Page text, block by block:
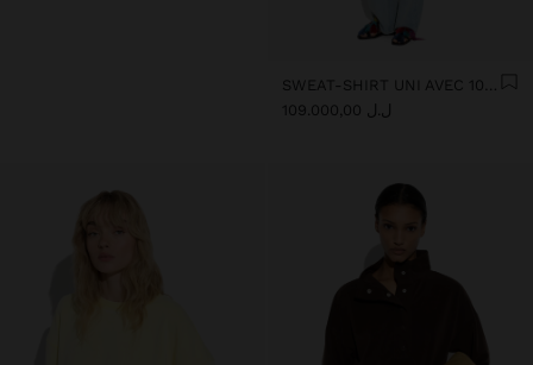
SWEAT-SHIRT UNI AVEC 100% COTON
ل.ل 109.000,00